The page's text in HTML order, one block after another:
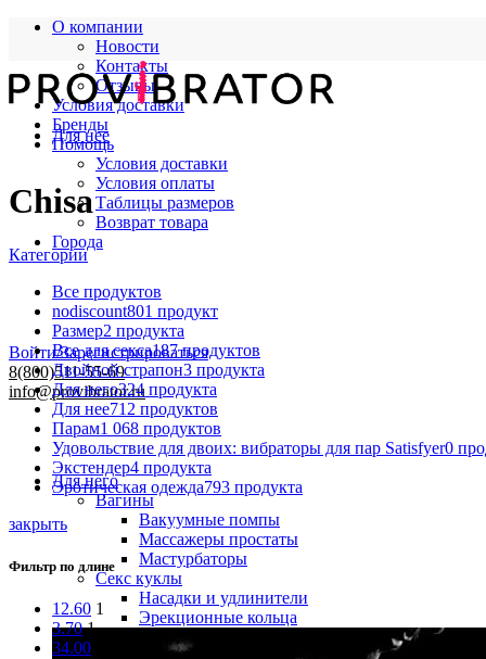
О компании
Новости
Контакты
Отзывы
Условия доставки
Бренды
Помощь
Условия доставки
Условия оплаты
Таблицы размеров
Возврат товара
Города
Войти/Зарегистрироваться
8(800)511-55-69
info@provibrator.ru
Для нее
Для него
Вагины
Вакуумные помпы
Массажеры простаты
Мастурбаторы
Секс куклы
Насадки и удлинители
Эрекционные кольца
Chisa
Категории
Все продуктов
nodiscount801 продукт
Размер2 продукта
Все для секса187 продуктов
Двойной страпон3 продукта
Для него324 продукта
Для нее712 продуктов
Парам1 068 продуктов
Удовольствие для двоих: вибраторы для пар Satisfyer0
Экстендер4 продукта
Эротическая одежда793 продукта
закрыть
Фильтр по длине
12.60 1
3.70 1
34.00